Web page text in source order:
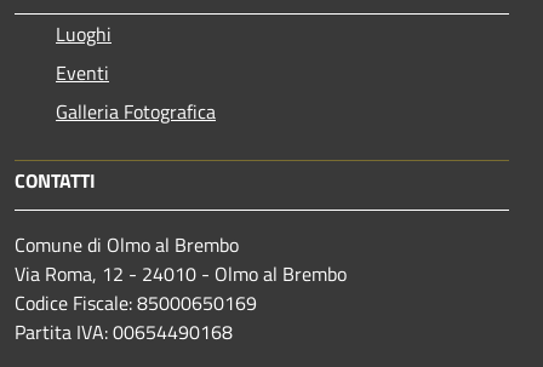
Luoghi
Eventi
Galleria Fotografica
CONTATTI
Comune di Olmo al Brembo
Via Roma, 12 - 24010 - Olmo al Brembo
Codice Fiscale: 85000650169
Partita IVA: 00654490168